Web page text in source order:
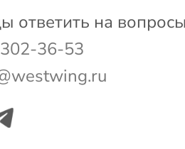
ответить на
36-53